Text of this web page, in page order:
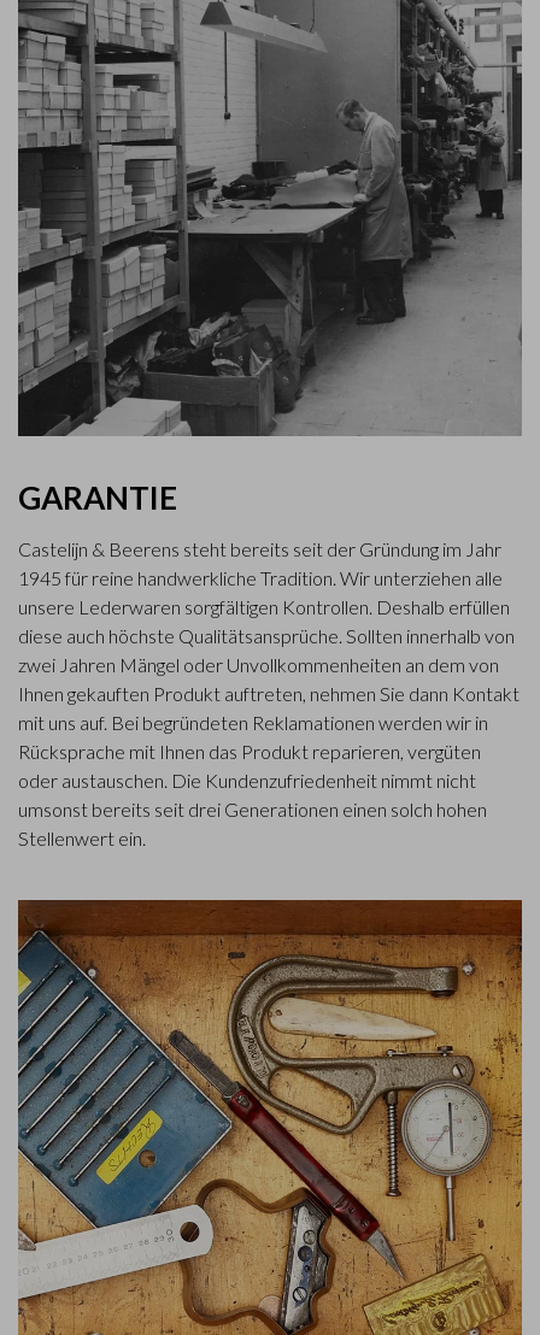
GARANTIE
Castelijn & Beerens steht bereits seit der Gründung im Jahr
1945 für reine handwerkliche Tradition. Wir unterziehen alle
unsere Lederwaren sorgfältigen Kontrollen. Deshalb erfüllen
diese auch höchste Qualitätsansprüche. Sollten innerhalb von
zwei Jahren Mängel oder Unvollkommenheiten an dem von
Ihnen gekauften Produkt auftreten, nehmen Sie dann Kontakt
mit uns auf. Bei begründeten Reklamationen werden wir in
Rücksprache mit Ihnen das Produkt reparieren, vergüten
oder austauschen. Die Kundenzufriedenheit nimmt nicht
umsonst bereits seit drei Generationen einen solch hohen
Stellenwert ein.